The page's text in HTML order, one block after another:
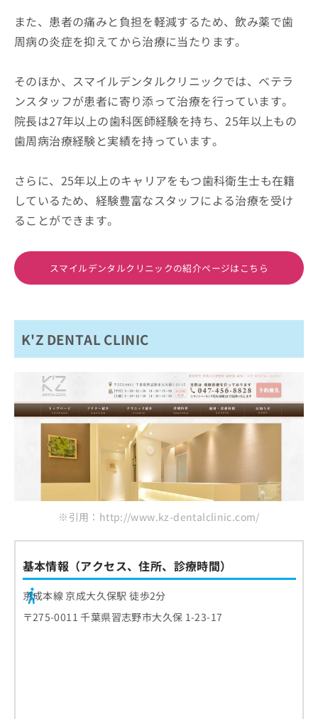
また、患者の痛みと負担を軽減するため、飲み薬で歯
周病の炎症を抑えてから治療に当たります。
そのほか、スマイルデンタルクリニックでは、ベテラ
ンスタッフが患者に寄り添って治療を行っています。
院長は27年以上の歯科医師経験を持ち、25年以上もの
歯周病治療経験と実績を持っています。
さらに、25年以上のキャリアをもつ歯科衛生士も在籍
しているため、経験豊富なスタッフによる治療を受け
ることができます。
スマイルデンタルクリニックの紹介ページはこちら
K'Z DENTAL CLINIC
※引用：http://www.kz-dentalclinic.com/
基本情報（アクセス、住所、診療時間）
京成本線 京成大久保駅 徒歩2分
〒275-0011 千葉県習志野市大久保 1-23-17